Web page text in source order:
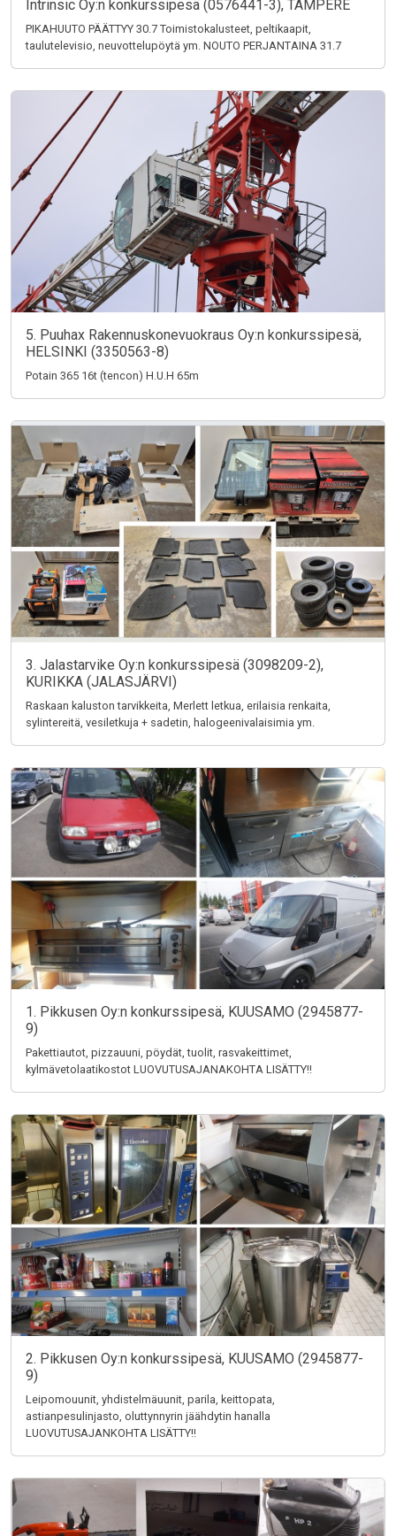
Intrinsic Oy:n konkurssipesä (0576441-3), TAMPERE
PIKAHUUTO PÄÄTTYY 30.7 Toimistokalusteet, peltikaapit,
taulutelevisio, neuvottelupöytä ym. NOUTO PERJANTAINA 31.7
5. Puuhax Rakennuskonevuokraus Oy:n konkurssipesä,
HELSINKI (3350563-8)
Potain 365 16t (tencon) H.U.H 65m
3. Jalastarvike Oy:n konkurssipesä (3098209-2),
KURIKKA (JALASJÄRVI)
Raskaan kaluston tarvikkeita, Merlett letkua, erilaisia renkaita,
sylintereitä, vesiletkuja + sadetin, halogeenivalaisimia ym.
1. Pikkusen Oy:n konkurssipesä, KUUSAMO (2945877-
9)
Pakettiautot, pizzauuni, pöydät, tuolit, rasvakeittimet,
kylmävetolaatikostot LUOVUTUSAJANAKOHTA LISÄTTY!!
2. Pikkusen Oy:n konkurssipesä, KUUSAMO (2945877-
9)
Leipomouunit, yhdistelmäuunit, parila, keittopata,
astianpesulinjasto, oluttynnyrin jäähdytin hanalla
LUOVUTUSAJANKOHTA LISÄTTY!!